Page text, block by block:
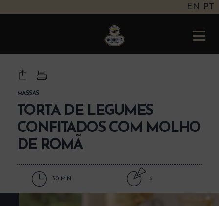
EN PT
Andorinha
Portugal
MASSAS
TORTA DE LEGUMES
CONFITADOS COM MOLHO
DE ROMÃ
30 MIN 6